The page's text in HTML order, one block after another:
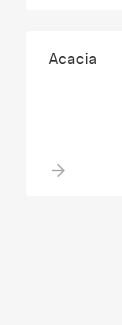
Acacia